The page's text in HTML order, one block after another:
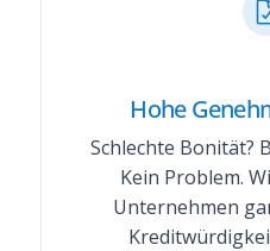
Hohe
Schlechte Bonität?
Kein Problem.
Unternehmen